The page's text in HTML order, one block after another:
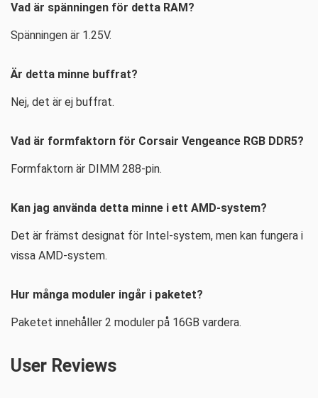
Vad är spänningen för detta RAM?
Spänningen är 1.25V.
Är detta minne buffrat?
Nej, det är ej buffrat.
Vad är formfaktorn för Corsair Vengeance RGB DDR5?
Formfaktorn är DIMM 288-pin.
Kan jag använda detta minne i ett AMD-system?
Det är främst designat för Intel-system, men kan fungera i
vissa AMD-system.
Hur många moduler ingår i paketet?
Paketet innehåller 2 moduler på 16GB vardera.
User Reviews